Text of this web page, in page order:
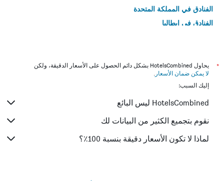
الفنادق في المملكة المتحدة
الفنادق في إيطاليا
*
يحاول HotelsCombined بشكل دائم الحصول على الأسعار الدقيقة، ولكن
لا يمكن ضمان الأسعار .
إليك السبب:
HotelsCombined ليس البائع
نقوم بتجميع الكثير من البيانات لك
لماذا لا تكون الأسعار دقيقة بنسبة 100٪؟